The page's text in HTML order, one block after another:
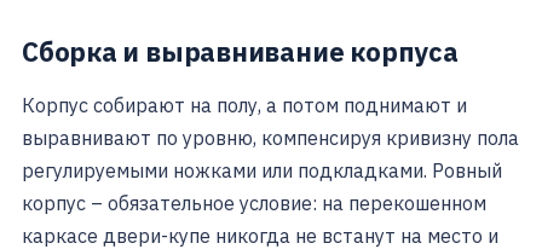
Сборка и выравнивание корпуса
Корпус собирают на полу, а потом поднимают и
выравнивают по уровню, компенсируя кривизну пола
регулируемыми ножками или подкладками. Ровный
корпус – обязательное условие: на перекошенном
каркасе двери-купе никогда не встанут на место и